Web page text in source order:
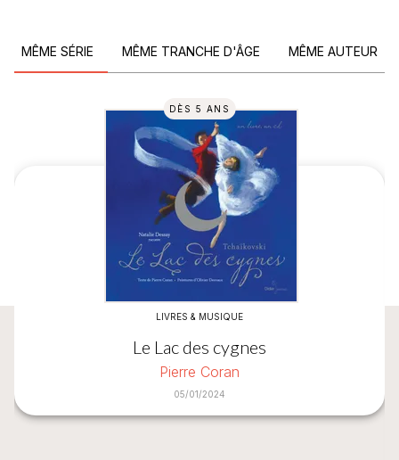
MÊME SÉRIE MÊME TRANCHE D'ÂGE MÊME AUTEUR
DÈS 5 ANS
LIVRES & MUSIQUE
Le Lac des cygnes
Pierre Coran
05/01/2024